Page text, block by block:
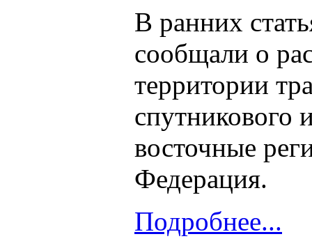
В ранних
сообщали о
территории
спутникового
восточные
Федерация.
Подробнее...